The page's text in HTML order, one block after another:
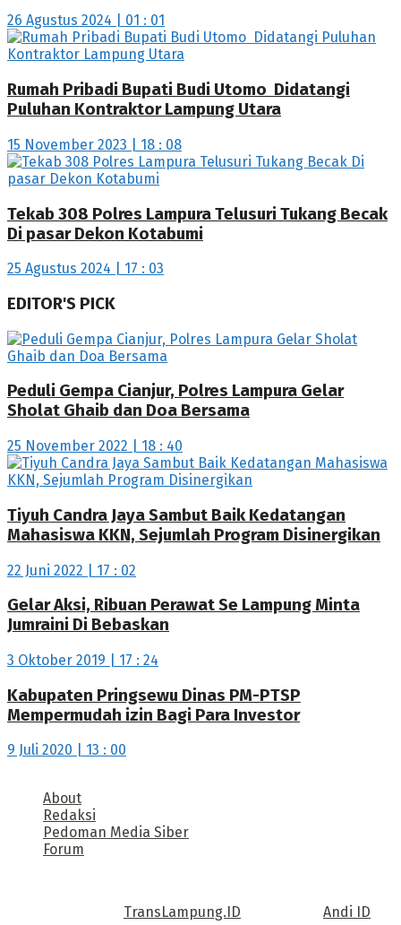
26 Agustus 2024 | 01 : 01
Rumah Pribadi Bupati Budi Utomo Didatangi
Puluhan Kontraktor Lampung Utara
15 November 2023 | 18 : 08
Tekab 308 Polres Lampura Telusuri Tukang Becak
Di pasar Dekon Kotabumi
25 Agustus 2024 | 17 : 03
EDITOR'S PICK
Peduli Gempa Cianjur, Polres Lampura Gelar
Sholat Ghaib dan Doa Bersama
25 November 2022 | 18 : 40
Tiyuh Candra Jaya Sambut Baik Kedatangan
Mahasiswa KKN, Sejumlah Program Disinergikan
22 Juni 2022 | 17 : 02
Gelar Aksi, Ribuan Perawat Se Lampung Minta
Jumraini Di Bebaskan
3 Oktober 2019 | 17 : 24
Kabupaten Pringsewu Dinas PM-PTSP
Mempermudah izin Bagi Para Investor
9 Juli 2020 | 13 : 00
About
Redaksi
Pedoman Media Siber
Forum
TransLampung.ID Andi ID